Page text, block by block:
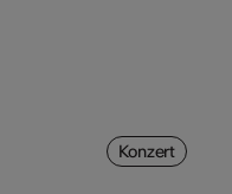
Konzert